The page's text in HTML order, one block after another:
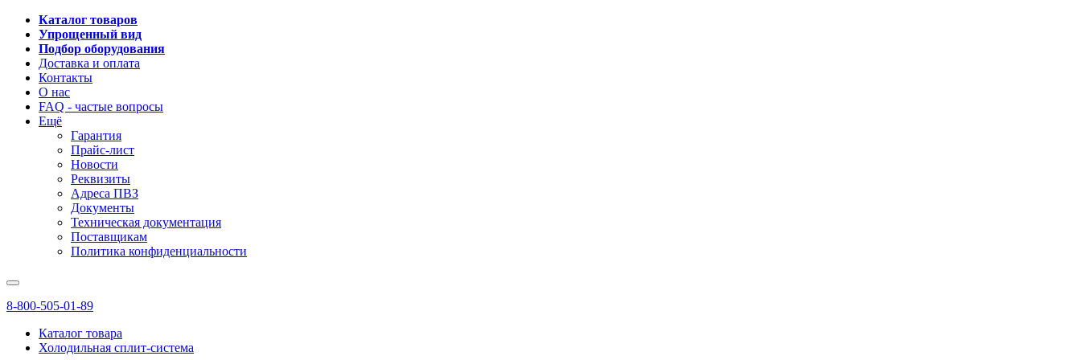
Каталог товаров
Упрощенный вид
Подбор оборудования
Доставка и оплата
Контакты
О нас
FAQ - частые вопросы
Ещё
Гарантия
Прайс-лист
Новости
Реквизиты
Адреса ПВЗ
Документы
Техническая документация
Поставщикам
Политика конфиденциальности
8-800-505-01-89
Каталог товара
Холодильная сплит-система